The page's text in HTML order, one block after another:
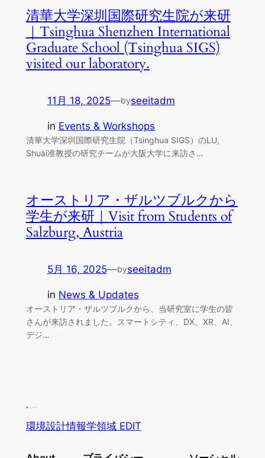
清華大学深圳国際研究生院が来研
｜Tsinghua Shenzhen International
Graduate School (Tsinghua SIGS)
visited our laboratory.
11月 18, 2025—byseeitadm
in Events & Workshops
清華大学深圳国際研究生院（Tsinghua SIGS）のLU,
Shuai准教授の研究チームが大阪大学に来訪さ…
オーストリア・ザルツブルクから
学生が来研｜Visit from Students of
Salzburg, Austria
5月 16, 2025—byseeitadm
in News & Updates
オーストリア・ザルツブルクから、当研究室に学生の皆
さんが来訪されました。スマートシティ、DX、XR、AI、
デジ…
環境設計情報学領域 EDIT